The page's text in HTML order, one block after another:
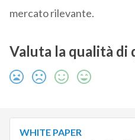
mercato rilevante.
Valuta la qualità di
WHITE PAPER